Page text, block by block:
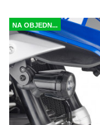
NA OBJEDN...